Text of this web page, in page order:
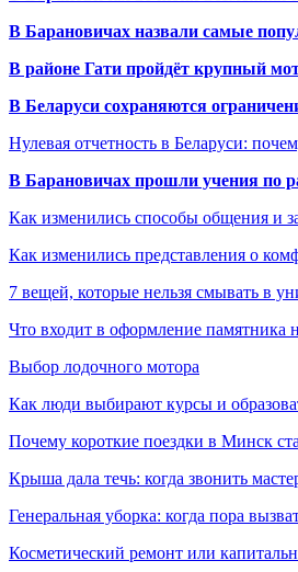
В Барановичах назвали самые
В районе Гати пройдёт крупный
В Беларуси сохраняются
Нулевая отчетность в Беларуси:
В Барановичах прошли учения по
Как изменились способы общения и
Как изменились представления о
7 вещей, которые нельзя смывать в
Что входит в оформление памятника
Выбор лодочного мотора
Как люди выбирают курсы и
Почему короткие поездки в Минск
Крыша дала течь: когда звонить
Генеральная уборка: когда пора
Косметический ремонт или